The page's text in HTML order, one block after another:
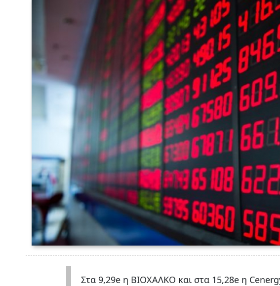
Στα 9,29e η ΒΙΟΧΑΛΚΟ και στα 15,28e η